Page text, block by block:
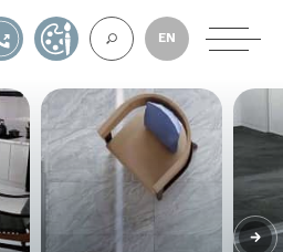
VỀ CHÚNG
EN
1900561582TỰ THIẾT KẾ